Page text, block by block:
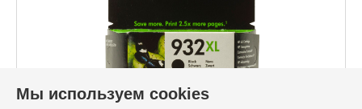
Мы используем cookies